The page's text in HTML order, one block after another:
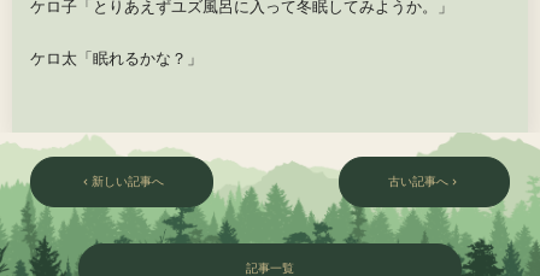
ケロ子「とりあえずユズ風呂に入って冬眠してみようか。」
ケロ太「眠れるかな？」
chevron_left 新しい記事へ 古い記事へ chevron_right
記事一覧